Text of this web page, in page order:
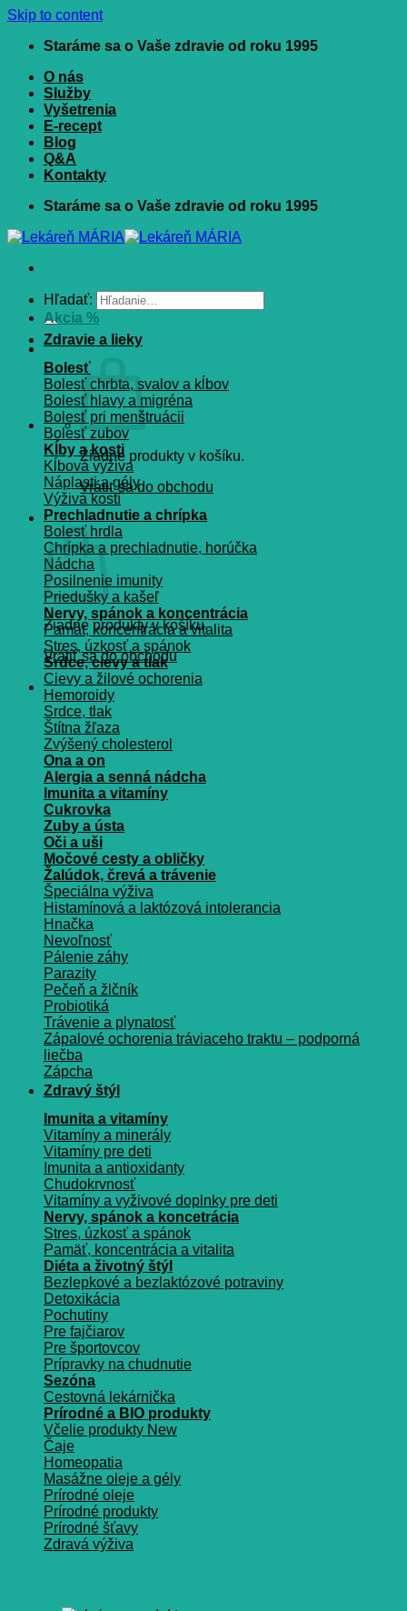
Skip to content
Staráme sa o Vaše zdravie od roku 1995
O nás
Služby
Vyšetrenia
E-recept
Blog
Q&A
Kontakty
Staráme sa o Vaše zdravie od roku 1995
Hľadať:
Žiadne produkty v košíku.
Vrátiť sa do obchodu
Košík
Žiadne produkty v košíku.
Vrátiť sa do obchodu
Akcia %
Zdravie a lieky
Bolesť
Bolesť chrbta, svalov a kĺbov
Bolesť hlavy a migréna
Bolesť pri menštruácii
Bolesť zubov
Kĺby a kosti
Kĺbová výživa
Náplasti a gély
Výživa kostí
Prechladnutie a chrípka
Bolesť hrdla
Chrípka a prechladnutie, horúčka
Nádcha
Posilnenie imunity
Priedušky a kašeľ
Nervy, spánok a koncentrácia
Pamät, koncentrácia a vitalita
Stres, úzkosť a spánok
Srdce, cievy a tlak
Cievy a žilové ochorenia
Hemoroidy
Srdce, tlak
Štítna žľaza
Zvýšený cholesterol
Ona a on
Alergia a senná nádcha
Imunita a vitamíny
Cukrovka
Zuby a ústa
Oči a uši
Močové cesty a obličky
Žalúdok, črevá a trávenie
Špeciálna výživa
Histamínová a laktózová intolerancia
Hnačka
Nevoľnosť
Pálenie záhy
Parazity
Pečeň a žlčník
Probiotiká
Trávenie a plynatosť
Zápalové ochorenia tráviaceho traktu – podporná
liečba
Zápcha
Zdravý štýl
Imunita a vitamíny
Vitamíny a minerály
Vitamíny pre deti
Imunita a antioxidanty
Chudokrvnosť
Vitamíny a vyživové doplnky pre deti
Nervy, spánok a koncetrácia
Stres, úzkosť a spánok
Pamäť, koncentrácia a vitalita
Diéta a životný štýl
Bezlepkové a bezlaktózové potraviny
Detoxikácia
Pochutiny
Pre fajčiarov
Pre športovcov
Prípravky na chudnutie
Sezóna
Cestovná lekárnička
Prírodné a BIO produkty
Včelie produkty
Čaje
Homeopatia
Masážne oleje a gély
Prírodné oleje
Prírodné produkty
Prírodné šťavy
Zdravá výživa